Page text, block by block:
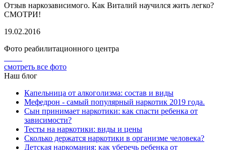
Отзыв наркозависимого. Как Виталий научился жить легко?
СМОТРИ!
19.02.2016
Фото реабилитационного центра
смотреть все фото
Наш блог
Капельница от алкоголизма: состав и виды
Мефедрон - самый популярный наркотик 2019 года.
Сын принимает наркотики: как спасти ребенка от
зависимости?
Тесты на наркотики: виды и цены
Сколько держатся наркотики в организме человека?
Детская наркомания: как уберечь ребенка от